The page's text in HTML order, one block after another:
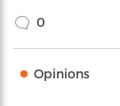
0
Opinions